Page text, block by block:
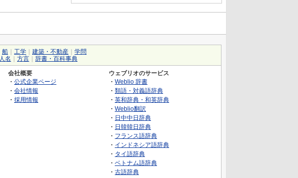
船 工学 建築・不動産
学問
人名 方言 辞書・百科事典
会社概要
・ 公式企業ページ
・ 会社情報
・ 採用情報
ウェブリオのサービス
・ Weblio 辞書
・ 類語・対義語辞典
・ 英和辞典・和英辞典
・ Weblio翻訳
・ 日中中日辞典
・ 日韓韓日辞典
・ フランス語辞典
・ インドネシア語辞典
・ タイ語辞典
・ ベトナム語辞典
・ 古語辞典